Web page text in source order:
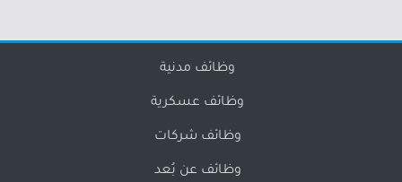
وظائف مدنية
وظائف عسكرية
وظائف شركات
وظائف عن بُعد